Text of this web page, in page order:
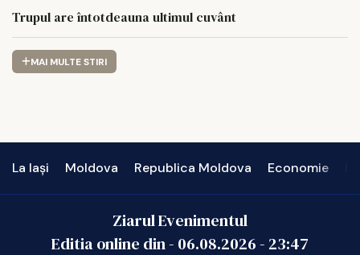
Trupul are întotdeauna ultimul cuvânt
MAI MULTE STIRI
La Iași Moldova Republica Moldova Economie
Ziarul Evenimentul
Editia online din - 06.08.2026- 23:47